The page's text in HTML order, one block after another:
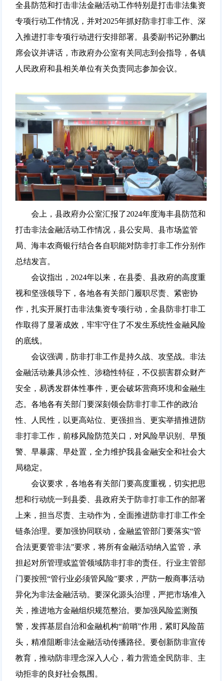
全县防范和打击非法金融活动工作特别是打击非法集资
专项行动工作情况，并对2025年抓好防非打非工作、深
入推进打非专项行动进行安排部署。县委副书记孙鹏出
席会议并讲话，市政府办公室有关同志到会指导，各镇
人民政府和县相关单位有关负责同志参加会议。
会上，县政府办公室汇报了2024年度海丰县防范和
打击非法金融活动工作情况，县公安局、县市场监管
局、海丰农商银行结合各自职能对防非打非工作分别作
总结发言。
会议指出，2024年以来，在县委、县政府的高度重
视和坚强领导下，各地各有关部门履职尽责、紧密协
作，扎实开展打击非法集资专项行动，全县防非打非工
作取得了显著成效，牢牢守住了不发生系统性金融风险
的底线。
会议强调，防非打非工作是持久战、攻坚战。非法
金融活动兼具涉众性、涉稳性特征，不仅损害群众财产
安全，易诱发群体性事件，更会破坏营商环境和金融生
态。各地各有关部门要深刻领会防非打非工作的政治
性、人民性，以更高站位、更强担当、更实举措推进防
非打非工作，前移风险防范关口，对风险早识别、早预
警、早暴露、早处置，全力维护我县金融安全和社会大
局稳定。
会议要求，各地各有关部门要高度重视，切实把思
想和行动统一到县委、县政府关于防非打非工作的部署
上来，担当尽责、主动作为，全面推进防非打非工作全
链条治理。要加强协同联动，金融监管部门要落实“管
合法更要管非法”要求，将所有金融活动纳入监管，承
担起对所管理或监管领域防非打非的责任。行业主管部
门要按照“管行业必须管风险”要求，严防一般商事活动
异化为非法金融活动。要深化源头治理，严把市场准入
关，推进地方金融组织规范整治。要加强风险监测预
警，发挥基层自治和金融机构“前哨”作用，紧盯风险苗
头，精准阻断非法金融活动传播路径。要创新防非宣传
教育，推动防非理念深入人心，着力营造全民防非、主
动拒非的良好社会氛围。